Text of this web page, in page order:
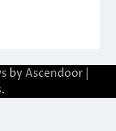
by Ascendoor
.